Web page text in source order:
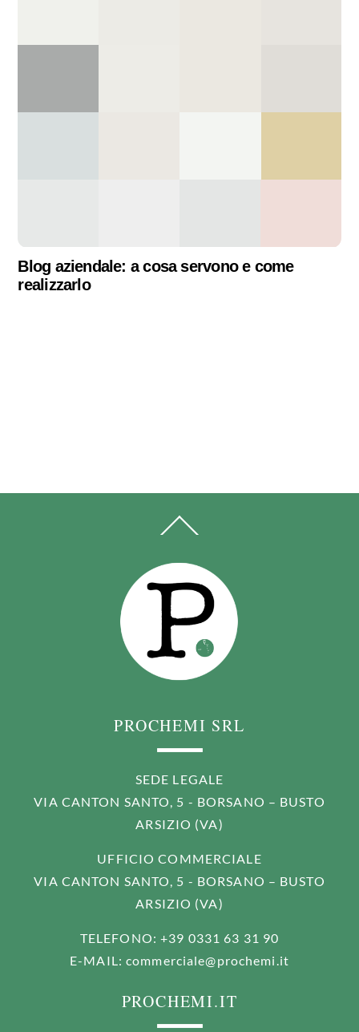
Blog aziendale: a cosa servono e come
realizzarlo
BACK
TOP
PROCHEMI SRL
SEDE LEGALE
VIA CANTON SANTO, 5 - BORSANO – BUSTO
ARSIZIO (VA)
UFFICIO COMMERCIALE
VIA CANTON SANTO, 5 - BORSANO – BUSTO
ARSIZIO (VA)
TELEFONO: +39 0331 63 31 90
E-MAIL:commerciale@prochemi.it
PROCHEMI.IT